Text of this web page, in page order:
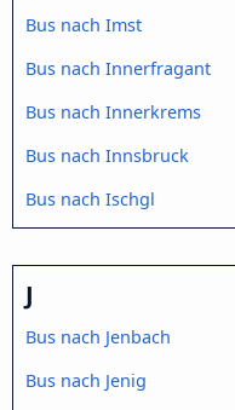
Bus nach Imst
Bus nach Innerfragant
Bus nach Innerkrems
Bus nach Innsbruck
Bus nach Ischgl
J
Bus nach Jenbach
Bus nach Jenig